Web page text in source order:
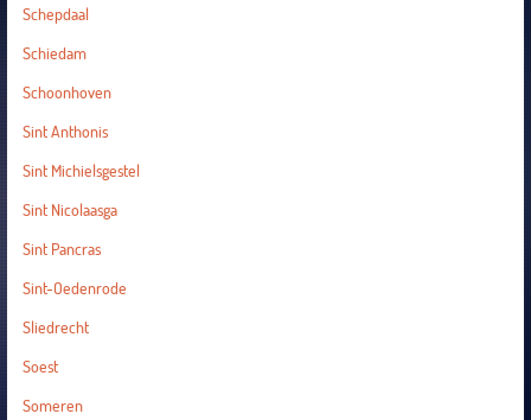
Schepdaal
Schiedam
Schoonhoven
Sint Anthonis
Sint Michielsgestel
Sint Nicolaasga
Sint Pancras
Sint-Oedenrode
Sliedrecht
Soest
Someren